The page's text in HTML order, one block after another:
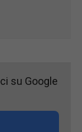
su Google